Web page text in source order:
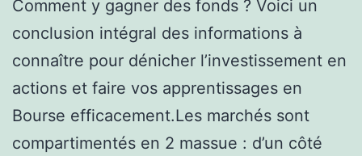
Comment y gagner des fonds ? Voici un
conclusion intégral des informations à
connaître pour dénicher l’investissement en
actions et faire vos apprentissages en
Bourse efficacement.Les marchés sont
compartimentés en 2 massue : d’un côté